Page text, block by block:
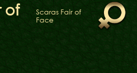
of
Scaras Fair of
Face